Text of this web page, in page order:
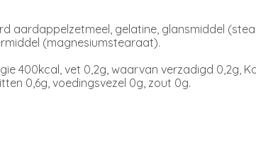
aardappelzetmeel, gelatine, glansmiddel
(magnesiumstearaat).
400kcal, vet 0,2g, waarvan verzadigd 0,2g,
0,6g, voedingsvezel 0g, zout 0g.